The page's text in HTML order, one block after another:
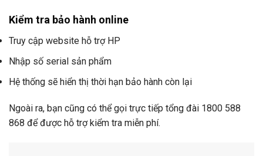
Kiểm tra bảo hành online
Truy cập website hỗ trợ HP
Nhập số serial sản phẩm
Hệ thống sẽ hiển thị thời hạn bảo hành còn lại
Ngoài ra, bạn cũng có thể gọi trực tiếp tổng đài 1800 588
868 để được hỗ trợ kiểm tra miễn phí.